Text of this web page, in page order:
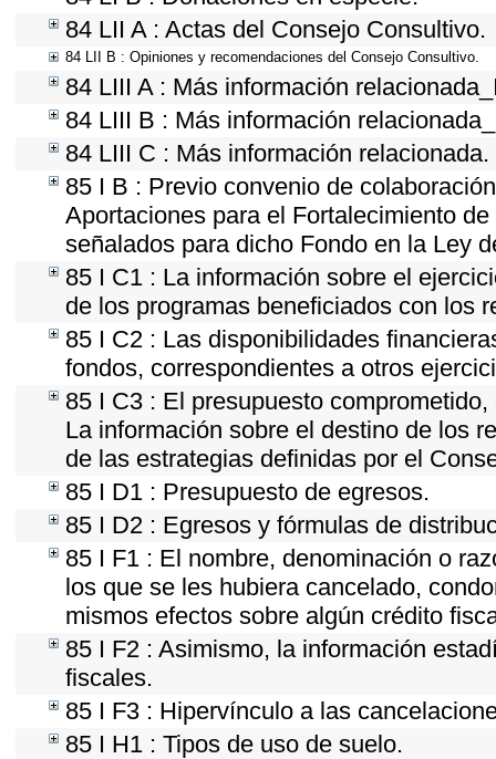
84 LII A : Actas del Consejo Consultivo.
84 LII B : Opiniones y recomendaciones del Consejo Consultivo.
84 LIII A : Más información
84 LIII B : Más información
84 LIII C : Más información
85 I B : Previo convenio de
Aportaciones para el Fortalecimiento
señalados para dicho Fondo en la Ley
85 I C1 : La información sobre el
de los programas beneficiados con los
85 I C2 : Las disponibilidades
fondos, correspondientes a otros
85 I C3 : El presupuesto
La información sobre el destino de los
de las estrategias definidas por el
85 I D1 : Presupuesto de egresos.
85 I D2 : Egresos y fórmulas de
85 I F1 : El nombre, denominación o
los que se les hubiera cancelado,
mismos efectos sobre algún crédito
85 I F2 : Asimismo, la información
fiscales.
85 I F3 : Hipervínculo a las
85 I H1 : Tipos de uso de suelo.